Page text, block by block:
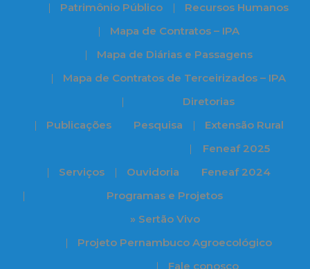
Patrimônio Público
Recursos Humanos
Mapa de Contratos – IPA
Mapa de Diárias e Passagens
Mapa de Contratos de Terceirizados – IPA
Publicações
Diretorias
Pesquisa
Extensão Rural
Serviços Ouvidoria
Feneaf 2025
Feneaf 2024
Programas e Projetos
» Sertão Vivo
Projeto Pernambuco Agroecológico
Fale conosco